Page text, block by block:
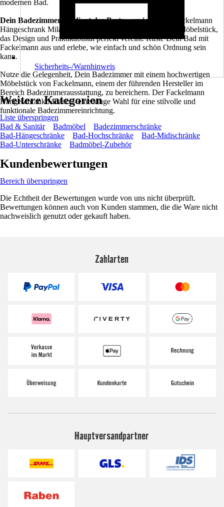
modernen Bad.
Dein Badezimmer verdient das Beste– und mit dem Fackelmann
Hängeschrank Milano in Ast Eiche/Weiß erhältst Du ein Möbelstück,
das Design und Praktikabilität perfekt vereint. Rüste Dein Bad mit
Fackelmann aus und erlebe, wie einfach und schön Ordnung sein
kann.
Nutze die Gelegenheit, Dein Badezimmer mit einem hochwertigen
Möbelstück von Fackelmann, einem der führenden Hersteller im
Bereich Badezimmerausstattung, zu bereichern. Der Fackelmann
Hängeschrank Milano – eine kluge Wahl für eine stilvolle und
funktionale Badezimmereinrichtung.
Sicherheits-/Warnhinweis
Weitere Kategorien
Liste überspringen
Bad & Sanitär
Badmöbel
Badezimmerschränke
Bad-Hängeschränke
Bad-Hochschränke
Bad-Midischränke
Bad-Unterschränke
Badmöbel-Zubehör
Kundenbewertungen
Bereich überspringen
Die Echtheit der Bewertungen wurde von uns nicht überprüft.
Bewertungen können auch von Kunden stammen, die die Ware nicht
nachweislich genutzt oder gekauft haben.
Zahlarten
Hauptversandpartner